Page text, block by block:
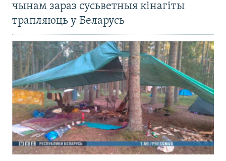
чынам зараз сусьветныя кінагіты
трапляюць у Беларусь